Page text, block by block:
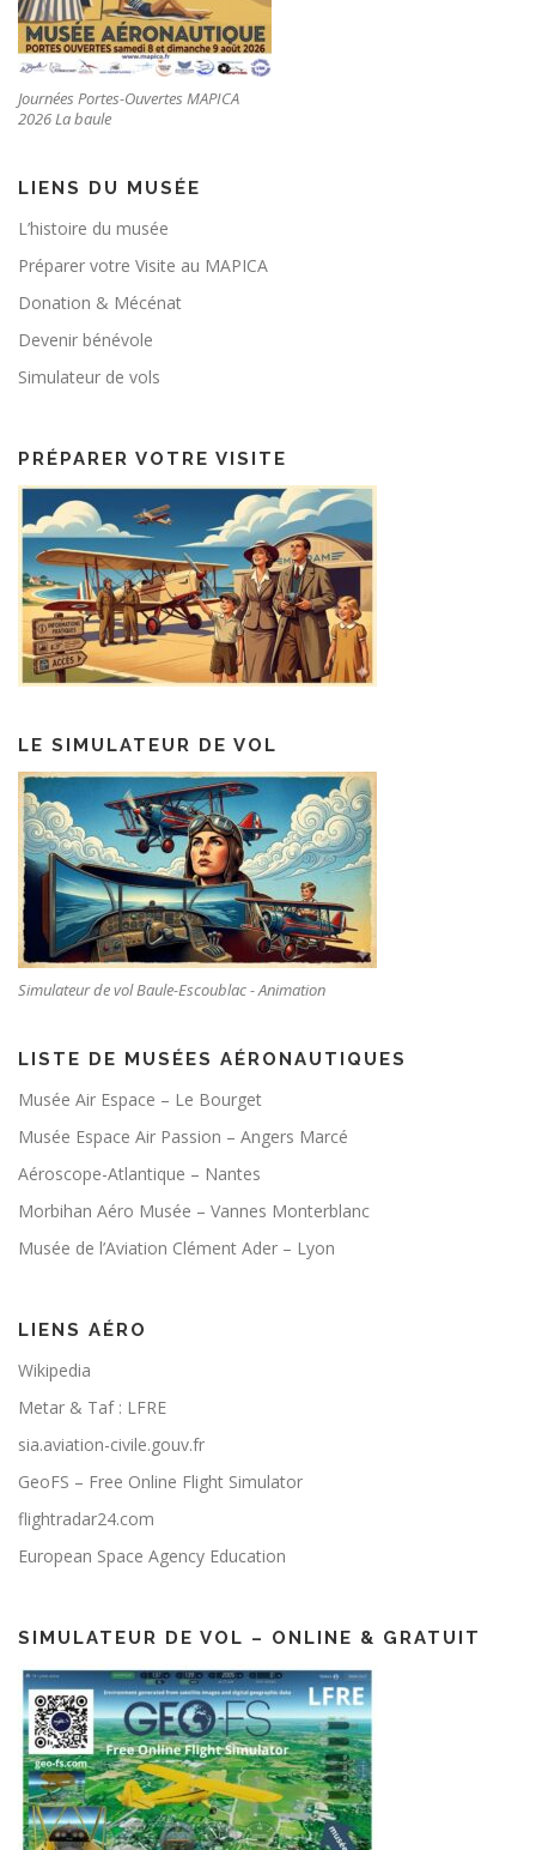
Journées Portes-Ouvertes MAPICA
2026 La baule
LIENS DU MUSÉE
L’histoire du musée
Préparer votre Visite au MAPICA
Donation & Mécénat
Devenir bénévole
Simulateur de vols
PRÉPARER VOTRE VISITE
LE SIMULATEUR DE VOL
Simulateur de vol Baule-Escoublac - Animation
LISTE DE MUSÉES AÉRONAUTIQUES
Musée Air Espace – Le Bourget
Musée Espace Air Passion – Angers Marcé
Aéroscope-Atlantique – Nantes
Morbihan Aéro Musée – Vannes Monterblanc
Musée de l’Aviation Clément Ader – Lyon
LIENS AÉRO
Wikipedia
Metar & Taf : LFRE
sia.aviation-civile.gouv.fr
GeoFS – Free Online Flight Simulator
flightradar24.com
European Space Agency Education
SIMULATEUR DE VOL – ONLINE & GRATUIT